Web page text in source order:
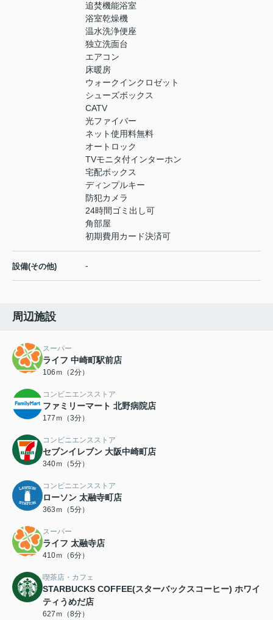
追焚機能浴室
浴室乾燥機
温水洗浄便座
独立洗面台
エアコン
床暖房
ウォークインクロゼット
シューズボックス
CATV
光ファイバー
ネット使用料無料
オートロック
TVモニタ付インターホン
宅配ボックス
ディンプルキー
防犯カメラ
24時間ゴミ出し可
角部屋
初期費用カード決済可
設備(その他) -
周辺施設
スーパー
ライフ 中崎町駅前店
106ｍ（2分）
コンビニエンスストア
ファミリーマート 北野病院店
177ｍ（3分）
コンビニエンスストア
セブンイレブン 大阪中崎町店
340ｍ（5分）
コンビニエンスストア
ローソン 太融寺町店
363ｍ（5分）
スーパー
ライフ 太融寺店
410ｍ（6分）
喫茶店・カフェ
STARBUCKS COFFEE(スターバックスコーヒー) ホワイ
ティうめだ店
627ｍ（8分）